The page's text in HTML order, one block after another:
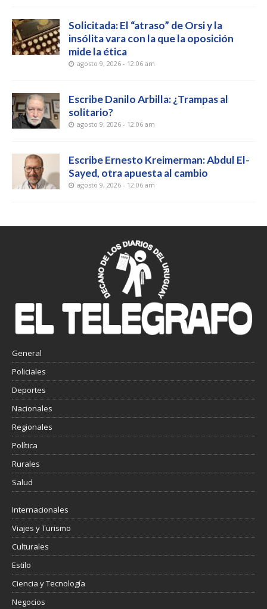
Solicitada: El “atraso” de Orsi y la
insólita vara con la que la oposición
mide la ética
agosto 9, 2026 - 12:06 am
Escribe Danilo Arbilla: ¿Trampas al
solitario?
agosto 9, 2026 - 12:06 am
Escribe Ernesto Kreimerman: Abdul El-
Sayed, otra apuesta al cambio
agosto 9, 2026 - 12:06 am
General
Policiales
Deportes
Nacionales
Regionales
Política
Rurales
Salud
Internacionales
Viajes y Turismo
Culturales
Estilo
Ciencia y Tecnología
Negocios